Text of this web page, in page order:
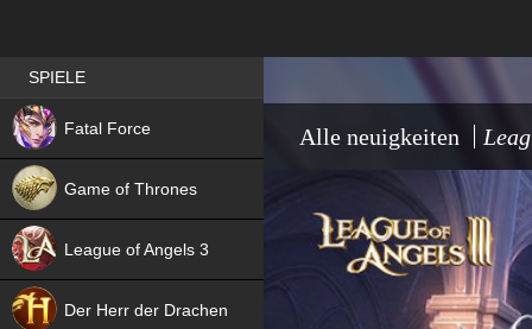
Alle neuigkeiten
Best RPG games in Germany
SPIELE
Fatal Force
NEW
Game of Thrones
League of Angels 3
Der Herr der Drachen